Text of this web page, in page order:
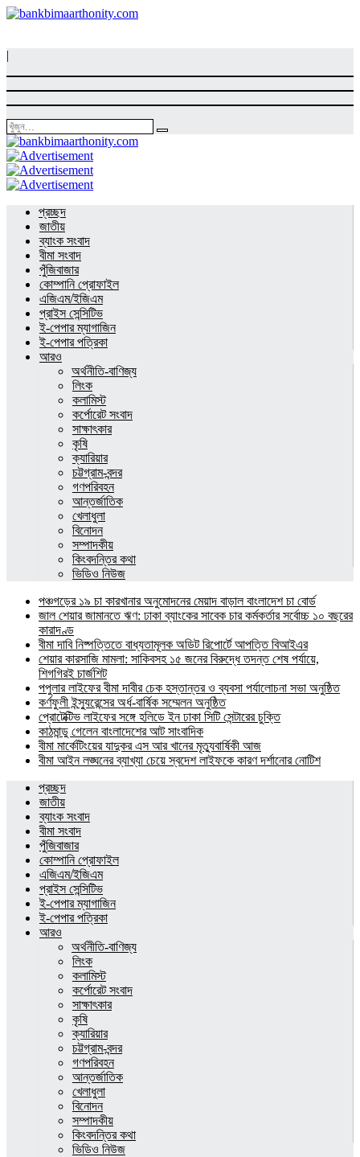
|
প্রচ্ছদ
জাতীয়
ব্যাংক সংবাদ
বীমা সংবাদ
পুঁজিবাজার
কোম্পানি প্রোফাইল
এজিএম/ইজিএম
প্রাইস সেন্সিটিভ
ই-পেপার ম্যাগাজিন
ই-পেপার পত্রিকা
আরও
অর্থনীতি-বাণিজ্য
লিংক
কলামিস্ট
কর্পোরেট সংবাদ
সাক্ষাৎকার
কৃষি
ক্যারিয়ার
চট্টগ্রাম-বন্দর
গণপরিবহন
আন্তর্জাতিক
খেলাধুলা
বিনোদন
সম্পাদকীয়
কিংবদন্তির কথা
ভিডিও নিউজ
পঞ্চগড়ের ১৯ চা কারখানার অনুমোদনের মেয়াদ বাড়াল বাংলাদেশ চা বোর্ড
জাল শেয়ার জামানতে ঋণ: ঢাকা ব্যাংকের সাবেক চার কর্মকর্তার সর্বোচ্চ ১০ বছরের
কারাদণ্ড
বীমা দাবি নিষ্পত্তিতে বাধ্যতামূলক অডিট রিপোর্টে আপত্তি বিআইএর
শেয়ার কারসাজি মামলা: সাকিবসহ ১৫ জনের বিরুদ্ধে তদন্ত শেষ পর্যায়ে,
শিগগিরই চার্জশিট
পপুলার লাইফের বীমা দাবীর চেক হস্তান্তর ও ব্যবসা পর্যালোচনা সভা অনুষ্ঠিত
কর্ণফুলী ইন্স্যুরেন্সের অর্ধ-বার্ষিক সম্মেলন অনুষ্ঠিত
প্রোটেক্টিভ লাইফের সঙ্গে হলিডে ইন ঢাকা সিটি সেন্টারের চুক্তি
কাঠমান্ডু গেলেন বাংলাদেশের আট সাংবাদিক
বীমা মার্কেটিংয়ের যাদুকর এস আর খানের মৃত্যুবার্ষিকী আজ
বীমা আইন লঙ্ঘনের ব্যাখ্যা চেয়ে স্বদেশ লাইফকে কারণ দর্শানোর নোটিশ
প্রচ্ছদ
জাতীয়
ব্যাংক সংবাদ
বীমা সংবাদ
পুঁজিবাজার
কোম্পানি প্রোফাইল
এজিএম/ইজিএম
প্রাইস সেন্সিটিভ
ই-পেপার ম্যাগাজিন
ই-পেপার পত্রিকা
আরও
অর্থনীতি-বাণিজ্য
লিংক
কলামিস্ট
কর্পোরেট সংবাদ
সাক্ষাৎকার
কৃষি
ক্যারিয়ার
চট্টগ্রাম-বন্দর
গণপরিবহন
আন্তর্জাতিক
খেলাধুলা
বিনোদন
সম্পাদকীয়
কিংবদন্তির কথা
ভিডিও নিউজ